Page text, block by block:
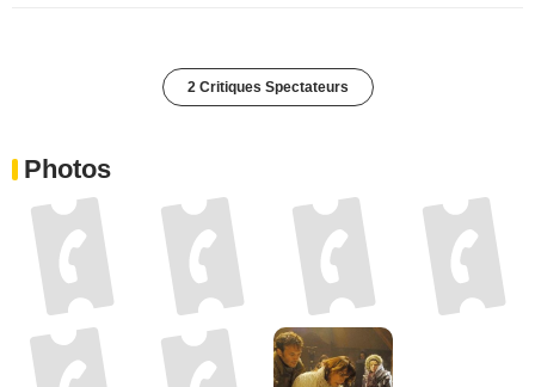
2 Critiques Spectateurs
Photos